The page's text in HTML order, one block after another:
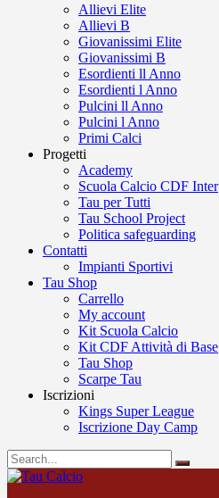
Allievi Elite
Allievi B
Giovanissimi Elite
Giovanissimi B
Esordienti ll Anno
Esordienti l Anno
Pulcini ll Anno
Pulcini l Anno
Primi Calci
Progetti
Academy
Scuola Calcio CDF Inter
Tau per Tutti
Tau School Project
Politica safeguarding
Contatti
Impianti Sportivi
Tau Shop
Carrello
My account
Kit Scuola Calcio
Kit CDF Attività di Base
Tau Shop
Scarpe Tau
Iscrizioni
Kings Super League
Iscrizione Day Camp